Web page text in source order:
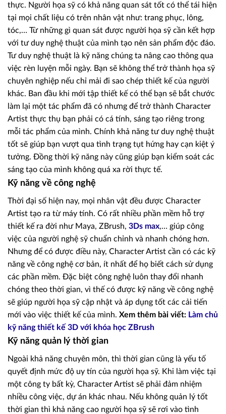
thực. Người họa sỹ có khả năng quan sát tốt có thể tái hiện
tại mọi chất liệu có trên nhân vật như: trang phục, lông,
tóc,… Từ những gì quan sát được người họa sỹ cần kết hợp
với tư duy nghệ thuật của mình tạo nên sản phẩm độc đáo.
Tư duy nghệ thuật là kỹ năng chúng ta nâng cao thông qua
việc rèn luyện mỗi ngày. Bạn sẽ không thể trở thành họa sỹ
chuyên nghiệp nếu chỉ mải đi sao chép thiết kế của người
khác. Ban đầu khi mới tập thiết kế có thể bạn sẽ bắt chước
làm lại một tác phẩm đã có nhưng để trở thành Character
Artist thực thụ bạn phải có cá tính, sáng tạo riêng trong
mỗi tác phẩm của mình. Chính khả năng tư duy nghệ thuật
tốt sẽ giúp bạn vượt qua tình trạng tụt hứng hay cạn kiệt ý
tưởng. Đồng thời kỹ năng này cũng giúp bạn kiểm soát các
sáng tạo của mình không quá xa rời thực tế.
Kỹ năng về công nghệ
Thời đại số hiện nay, mọi nhân vật đều được Character
Artist tạo ra từ máy tính. Có rất nhiều phần mềm hỗ trợ
thiết kế ra đời như Maya, ZBrush, 3Ds max,… giúp công
việc của người nghệ sỹ chuẩn chỉnh và nhanh chóng hơn.
Nhưng để có được điều này, Character Artist cần có các kỹ
năng về công nghệ cơ bản, ít nhất để họ biết cách sử dụng
các phần mềm. Đặc biệt công nghệ luôn thay đổi nhanh
chóng theo thời gian, vì thế có được kỹ năng về công nghệ
sẽ giúp người họa sỹ cập nhật và áp dụng tốt các cải tiến
mới vào việc thiết kế của mình. Xem thêm bài viết: Làm chủ
kỹ năng thiết kế 3D với khóa học ZBrush
Kỹ năng quản lý thời gian
Ngoài khả năng chuyên môn, thì thời gian cũng là yếu tố
quyết định mức độ uy tín của người họa sỹ. Khi làm việc tại
một công ty bất kỳ, Character Artist sẽ phải đảm nhiệm
nhiều công việc, dự án khác nhau. Nếu không quản lý tốt
thời gian thì khả năng cao người họa sỹ sẽ rơi vào tình